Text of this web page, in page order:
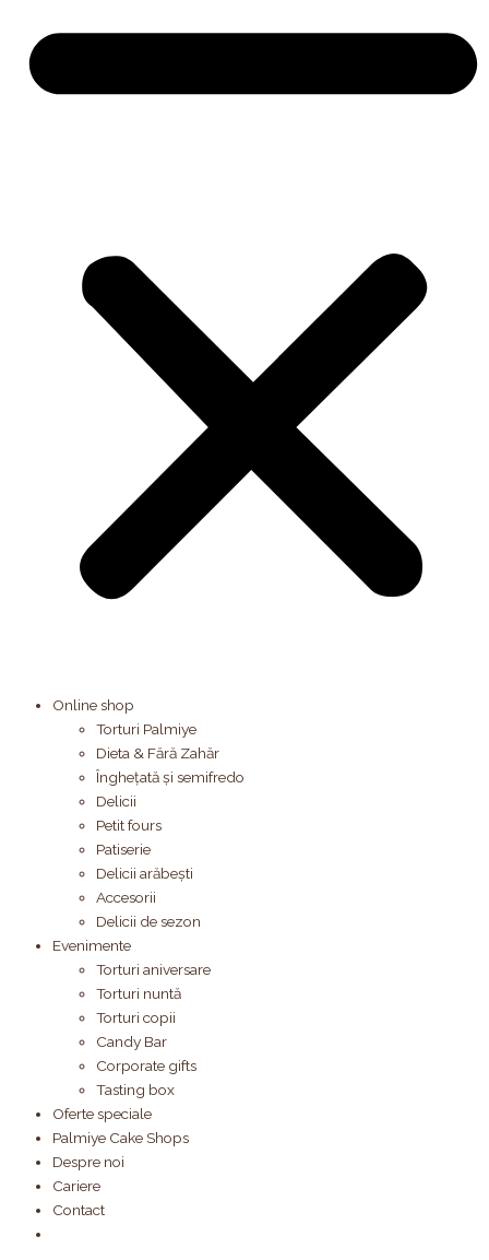
Online shop
Torturi Palmiye
Dieta & Fără Zahăr
Înghețată și semifredo
Delicii
Petit fours
Patiserie
Delicii arăbești
Accesorii
Delicii de sezon
Evenimente
Torturi aniversare
Torturi nuntă
Torturi copii
Candy Bar
Corporate gifts
Tasting box
Oferte speciale
Palmiye Cake Shops
Despre noi
Cariere
Contact